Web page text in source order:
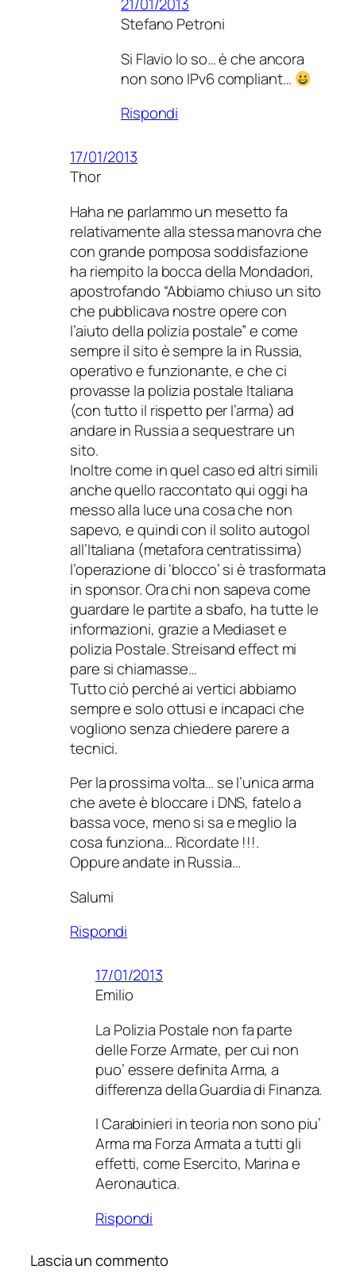
Stefano Petroni
Si Flavio lo so… è che ancora
non sono IPv6 compliant…
Rispondi
17/01/2013
Thor
Haha ne parlammo un mesetto fa
relativamente alla stessa manovra che
con grande pomposa soddisfazione
ha riempito la bocca della Mondadori,
apostrofando “Abbiamo chiuso un sito
che pubblicava nostre opere con
l’aiuto della polizia postale” e come
sempre il sito è sempre la in Russia,
operativo e funzionante, e che ci
provasse la polizia postale Italiana
(con tutto il rispetto per l’arma) ad
andare in Russia a sequestrare un
sito.
Inoltre come in quel caso ed altri simili
anche quello raccontato qui oggi ha
messo alla luce una cosa che non
sapevo, e quindi con il solito autogol
all’Italiana (metafora centratissima)
l’operazione di ‘blocco’ si è trasformata
in sponsor. Ora chi non sapeva come
guardare le partite a sbafo, ha tutte le
informazioni, grazie a Mediaset e
polizia Postale. Streisand effect mi
pare si chiamasse…
Tutto ciò perché ai vertici abbiamo
sempre e solo ottusi e incapaci che
vogliono senza chiedere parere a
tecnici.
Per la prossima volta… se l’unica arma
che avete è bloccare i DNS, fatelo a
bassa voce, meno si sa e meglio la
cosa funziona… Ricordate !!!.
Oppure andate in Russia…
Salumi
Rispondi
17/01/2013
Emilio
La Polizia Postale non fa parte
delle Forze Armate, per cui non
puo’ essere definita Arma, a
differenza della Guardia di Finanza.
I Carabinieri in teoria non sono piu’
Arma ma Forza Armata a tutti gli
effetti, come Esercito, Marina e
Aeronautica.
Rispondi
Lascia un commento